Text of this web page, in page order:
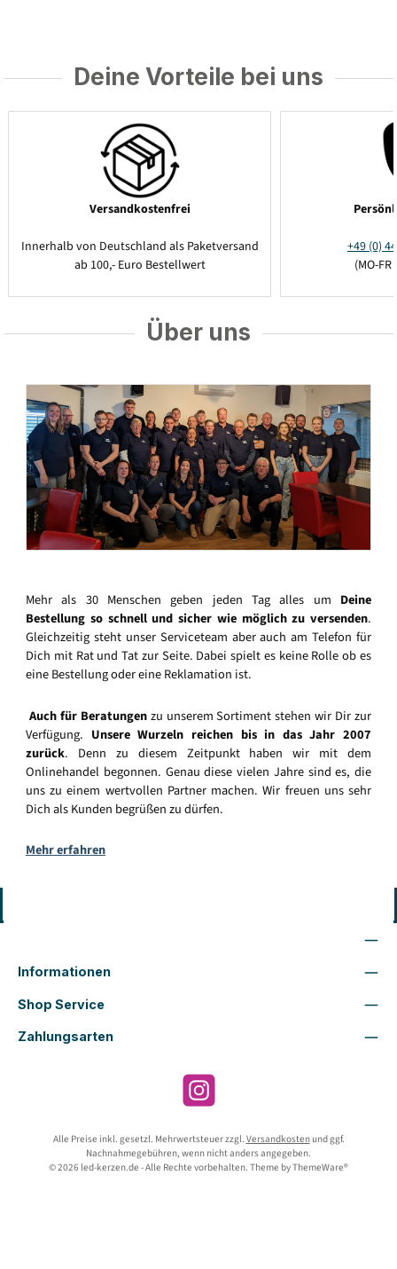
Deine Vorteile bei uns
Versandkostenfrei
Innerhalb von Deutschland als Paketversand
ab 100,- Euro Bestellwert
+49 (0)
(MO-
Über uns
Mehr als 30 Menschen geben jeden Tag alles um Deine
Bestellung so schnell und sicher wie möglich zu versenden.
Gleichzeitig steht unser Serviceteam aber auch am Telefon für
Dich mit Rat und Tat zur Seite. Dabei spielt es keine Rolle ob es
eine Bestellung oder eine Reklamation ist.
Auch für Beratungenzu unserem Sortiment stehen wir Dir zur
Verfügung. Unsere Wurzeln reichen bis in das Jahr 2007
zurück. Denn zu diesem Zeitpunkt haben wir mit dem
Onlinehandel begonnen. Genau diese vielen Jahre sind es, die
uns zu einem wertvollen Partner machen. Wir freuen uns sehr
Dich als Kunden begrüßen zu dürfen.
Mehr erfahren
Informationen
Shop Service
Zahlungsarten
Instagram
Alle Preise inkl. gesetzl. Mehrwertsteuer zzgl. Versandkostenund ggf.
Nachnahmegebühren, wenn nicht anders angegeben.
© 2026 led-kerzen.de - Alle Rechte vorbehalten. Theme byThemeWare®